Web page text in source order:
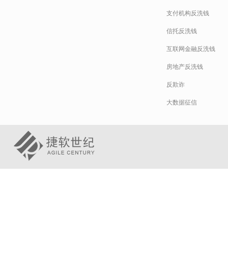
支付机构反洗钱
信托反洗钱
互联网金融反洗钱
房地产反洗钱
反欺诈
大数据征信